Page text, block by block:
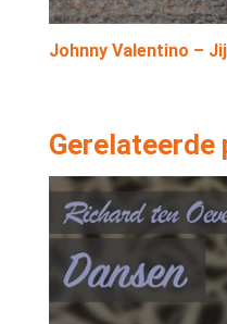
Johnny Valentino –
Gerelateerde